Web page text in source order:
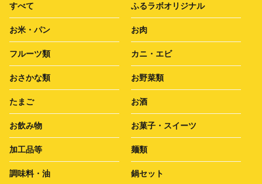
すべて ふるラボオリジナル
お米・パン お肉
フルーツ類 カニ・エビ
おさかな類 お野菜類
たまご お酒
お飲み物 お菓子・スイーツ
加工品等 麺類
調味料・油 鍋セット